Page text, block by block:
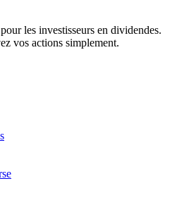
les investisseurs en dividendes.
vos actions simplement.